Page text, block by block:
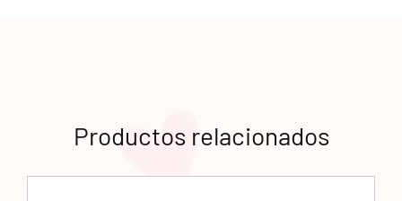
Productos relacionados